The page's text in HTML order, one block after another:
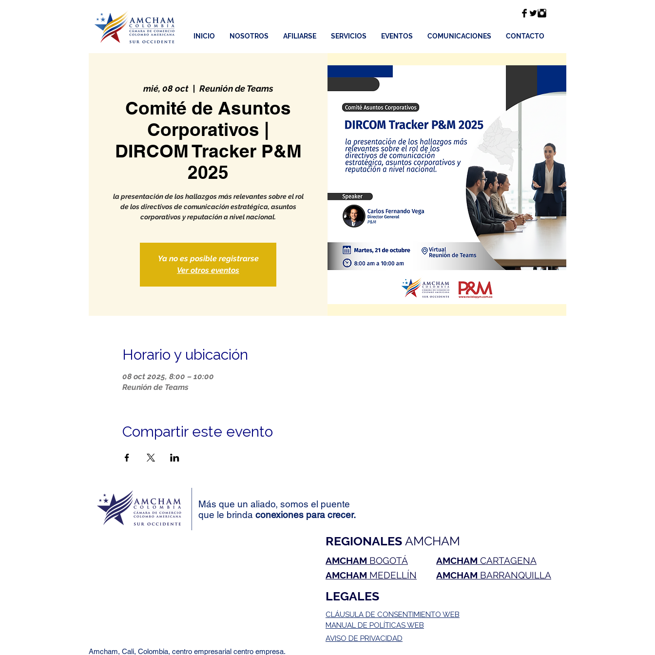
INICIO NOSOTROS AFILIARSE SERVICIOS EVENTOS COMUNICACIONES CONTACTO
mié, 08 oct
  |
Reunión de Teams
Comité de Asuntos
Corporativos |
DIRCOM Tracker P&M
2025
la presentación de los hallazgos más relevantes sobre el rol
de los directivos de comunicación estratégica, asuntos
corporativos y reputación a nivel nacional.
Ya no es posible registrarse
Ver otros eventos
Horario y ubicación
08 oct 2025, 8:00 – 10:00
Reunión de Teams
Compartir este evento
Más que un aliado, somos el puente
que le brinda conexiones para crecer.
CLÁUSULA DE CONSENTIMIENTO WEB
REGIONALES AMCHAM
AMCHAM BOGOTÁ
AMCHAM MEDELLÍN
AMCHAM CARTAGENA
AMCHAM BARRANQUILLA
Amcham, Cali, Colombia, centro empresarial centro empresa.
MANUAL DE POLÍTICAS WEB
AVISO DE PRIVACIDAD
LEGALES